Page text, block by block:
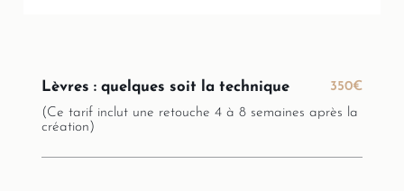
Lèvres : quelques soit la technique 350€
(Ce tarif inclut une retouche 4 à 8 semaines après la
création)